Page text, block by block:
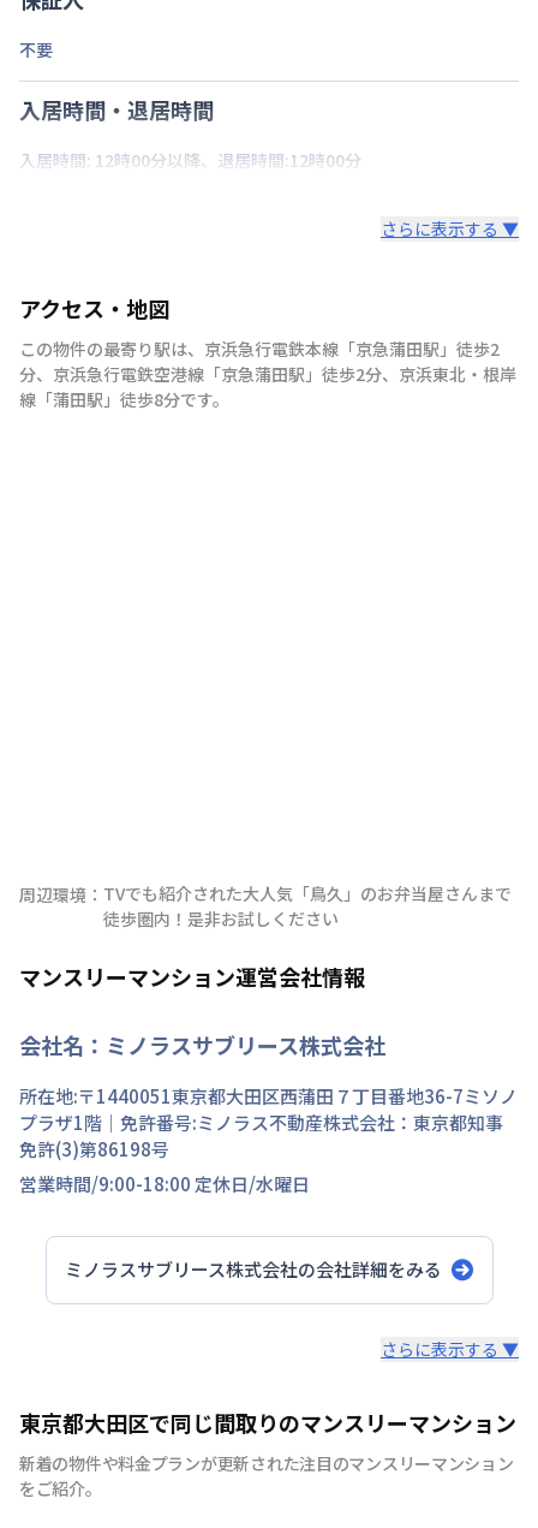
不要
入居時間・退居時間
入居時間: 12時00分以降、退居時間:12時00分
さらに表示する ▼
アクセス・地図
この物件の最寄り駅は、 京浜急行電鉄本線 「京急蒲田駅 」 徒歩2
分、 京浜急行電鉄空港線 「京急蒲田駅 」 徒歩2分、 京浜東北・根岸
線 「蒲田駅 」 徒歩8分です。
周辺環境： TVでも紹介された大人気「鳥久」のお弁当屋さんまで
徒歩圏内！是非お試しください
マンスリーマンション運営会社情報
会社名： ミノラスサブリース株式会社
所在地:〒1440051東京都大田区西蒲田 ７丁目番地36-7ミソノ
プラザ1階 ｜免許番号:ミノラス不動産株式会社：東京都知事
免許(3)第86198号
営業時間/9:00-18:00 定休日/水曜日
ミノラスサブリース株式会社の会社詳細をみる
当社は東京都大田区・品川区・川崎駅周辺を主に260部屋
運営をしております。地域密着型でお客様にとって最適な
お部屋のご紹介をさせていただきます。駐車場付きやご家
族様向けの広めのお部屋、出張の際の宿舎利用までご用意
さらに表示する ▼
東京都大田区で同じ間取りのマンスリーマンション
新着の物件や料金プランが更新された注目のマンスリーマンション
をご紹介。